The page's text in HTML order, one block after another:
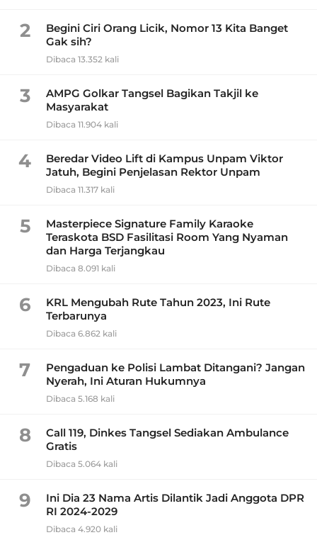
2
Begini Ciri Orang Licik, Nomor 13 Kita Banget
Gak sih?
Dibaca 13.352 kali
3
AMPG Golkar Tangsel Bagikan Takjil ke
Masyarakat
Dibaca 11.904 kali
4
Beredar Video Lift di Kampus Unpam Viktor
Jatuh, Begini Penjelasan Rektor Unpam
Dibaca 11.317 kali
5
Masterpiece Signature Family Karaoke
Teraskota BSD Fasilitasi Room Yang Nyaman
dan Harga Terjangkau
Dibaca 8.091 kali
6
KRL Mengubah Rute Tahun 2023, Ini Rute
Terbarunya
Dibaca 6.862 kali
7
Pengaduan ke Polisi Lambat Ditangani? Jangan
Nyerah, Ini Aturan Hukumnya
Dibaca 5.168 kali
8
Call 119, Dinkes Tangsel Sediakan Ambulance
Gratis
Dibaca 5.064 kali
9
Ini Dia 23 Nama Artis Dilantik Jadi Anggota DPR
RI 2024-2029
Dibaca 4.920 kali